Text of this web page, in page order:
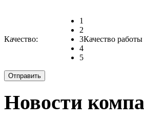
Качество:
1
2
3
4
5
Качество
Новости